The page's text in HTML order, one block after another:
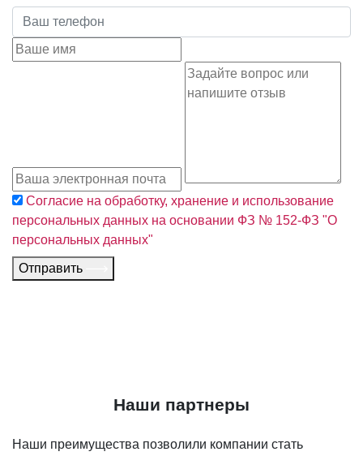
Согласие на обработку, хранение и использование
персональных данных на основании ФЗ № 152-ФЗ "О
персональных данных"
Отправить
Наши партнеры
Наши преимущества позволили компании стать